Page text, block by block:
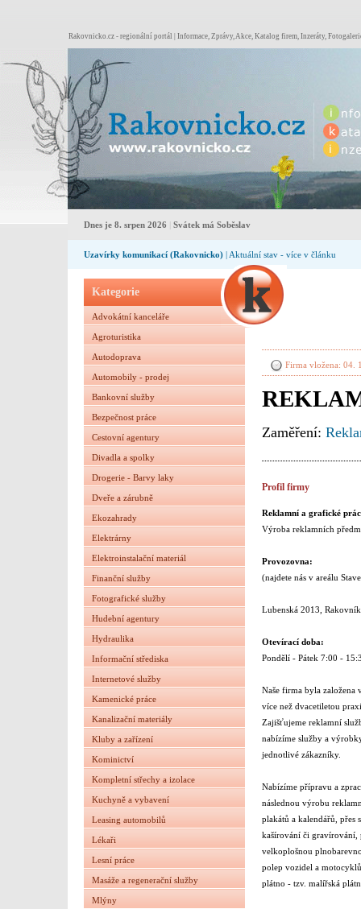
Rakovnicko.cz - regionální portál | Informace, Zprávy, Akce, Katalog firem, Inzeráty,
Dnes je 8. srpen 2026 Svátek má Soběslav
Uzavírky komunikací (Rakovnicko) | Aktuální stav - více v článku
Kategorie
Advokátní kanceláře
Agroturistika
Autodoprava
Automobily - prodej
Bankovní služby
Bezpečnost práce
Cestovní agentury
Divadla a spolky
Drogerie - Barvy laky
Dveře a zárubně
Ekozahrady
Elektrárny
Elektroinstalační materiál
Finanční služby
Fotografické služby
Hudební agentury
Hydraulika
Informační střediska
Internetové služby
Kamenické práce
Kanalizační materiály
Kluby a zařízení
Kominictví
Kompletní střechy a izolace
Kuchyně a vybavení
Leasing automobilů
Lékaři
Lesní práce
Masáže a regenerační služby
Mlýny
Firma vložena: 04.
Zaměření:
Profil firmy
Reklamní a grafické
Výroba reklamních
Provozovna:
(najdete nás v areálu
Lubenská 2013, Rakovník
Otevírací doba:
Pondělí - Pátek 7:00 -
Naše firma byla založena
více než dvacetiletou
Zajišťujeme reklamní
nabízíme služby a
jednotlivé zákazníky.
Nabízíme přípravu a
následnou výrobu
plakátů a kalendářů,
kašírování či gravírování,
velkoplošnou
polep vozidel a
plátno - tzv. malířská